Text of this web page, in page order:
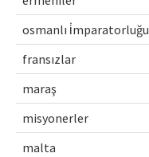
osmanlı i̇mparatorluğu
fransızlar
maraş
misyonerler
malta